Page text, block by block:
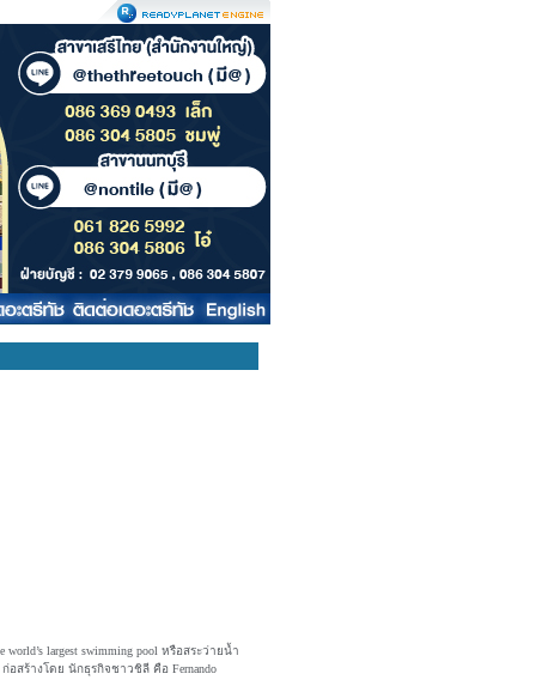
largest swimming pool หรือสระว่ายน้ำ
อสร้างโดย นักธุรกิจชาวชิลี คือ Fernando